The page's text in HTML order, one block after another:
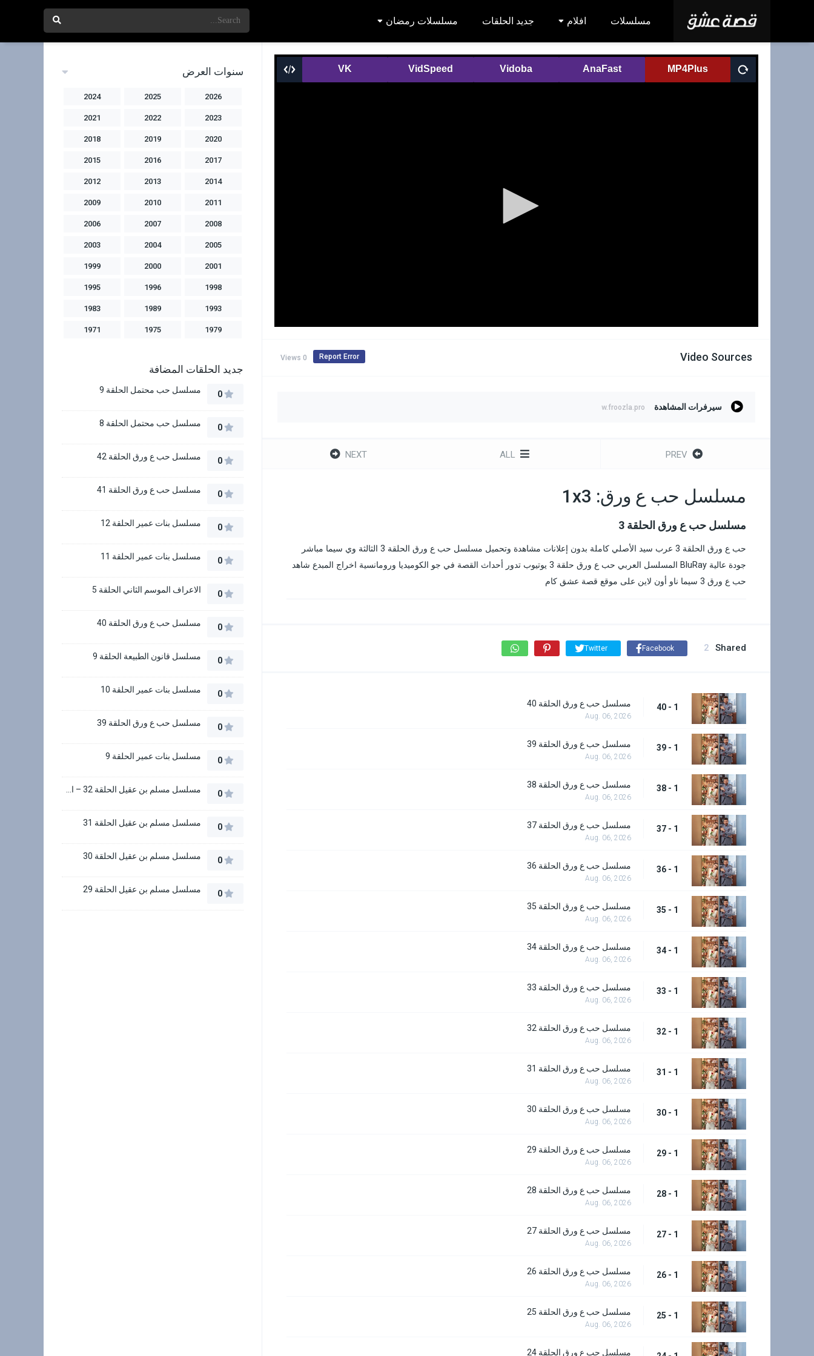
مسلسلات افلام جديد الحلقات مسلسلات رمضان
Video Sources
0 Views Report Error
سيرفرات المشاهدة w.froozla.pro
PREV
ALL
NEXT
مسلسل حب ع ورق: 1x3
مسلسل حب ع ورق الحلقة 3
حب ع ورق الحلقة 3 عرب سيد الأصلي كاملة بدون إعلانات مشاهدة وتحميل مسلسل حب ع ورق الحلقة 3 الثالثة وي سيما مباشر
جودة عالية BluRay المسلسل العربي حب ع ورق حلقة 3 يوتيوب تدور أحداث القصة في جو الكوميديا ورومانسية اخراج المبدع شاهد
حب ع ورق 3 سيما ناو أون لاين على موقع قصة عشق كام
Shared
2
Facebook
Twitter
1 - 40 مسلسل حب ع ورق الحلقة 40
Aug. 06, 2026
1 - 39 مسلسل حب ع ورق الحلقة 39
Aug. 06, 2026
1 - 38 مسلسل حب ع ورق الحلقة 38
Aug. 06, 2026
1 - 37 مسلسل حب ع ورق الحلقة 37
Aug. 06, 2026
1 - 36 مسلسل حب ع ورق الحلقة 36
Aug. 06, 2026
1 - 35 مسلسل حب ع ورق الحلقة 35
Aug. 06, 2026
1 - 34 مسلسل حب ع ورق الحلقة 34
Aug. 06, 2026
1 - 33 مسلسل حب ع ورق الحلقة 33
Aug. 06, 2026
1 - 32 مسلسل حب ع ورق الحلقة 32
Aug. 06, 2026
1 - 31 مسلسل حب ع ورق الحلقة 31
Aug. 06, 2026
1 - 30 مسلسل حب ع ورق الحلقة 30
Aug. 06, 2026
1 - 29 مسلسل حب ع ورق الحلقة 29
Aug. 06, 2026
1 - 28 مسلسل حب ع ورق الحلقة 28
Aug. 06, 2026
1 - 27 مسلسل حب ع ورق الحلقة 27
Aug. 06, 2026
1 - 26 مسلسل حب ع ورق الحلقة 26
Aug. 06, 2026
1 - 25 مسلسل حب ع ورق الحلقة 25
Aug. 06, 2026
مسلسل حب ع ورق الحلقة 24
سنوات العرض
2026
2025
2024
2023
2022
2021
2020
2019
2018
2017
2016
2015
2014
2013
2012
2011
2010
2009
2008
2007
2006
2005
2004
2003
2001
2000
1999
1998
1996
1995
1993
1989
1983
1979
1975
1971
جديد الحلقات المضافة
0 مسلسل حب محتمل الحلقة 9
0 مسلسل حب محتمل الحلقة 8
0 مسلسل حب ع ورق الحلقة 42
0 مسلسل حب ع ورق الحلقة 41
0 مسلسل بنات عمير الحلقة 12
0 مسلسل بنات عمير الحلقة 11
0 الاعراف الموسم الثاني الحلقة 5
0 مسلسل حب ع ورق الحلقة 40
0 مسلسل قانون الطبيعة الحلقة 9
0 مسلسل بنات عمير الحلقة 10
0 مسلسل حب ع ورق الحلقة 39
0 مسلسل بنات عمير الحلقة 9
0
0 مسلسل مسلم بن عقيل الحلقة 31
0 مسلسل مسلم بن عقيل الحلقة 30
0 مسلسل مسلم بن عقيل الحلقة 29